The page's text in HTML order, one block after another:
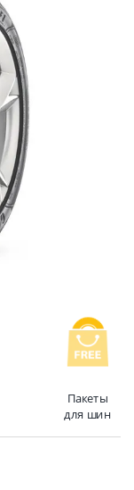
Пакеты
для шин